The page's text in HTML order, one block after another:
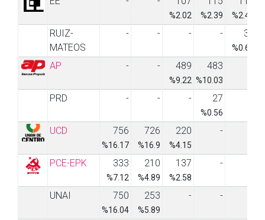
%2.02 %2.39 %2.42
RUIZ-
MATEOS
- - - - 30
%0.61
AP - - 489
%9.22
483
%10.03
PRD - - - 27
%0.56
UCD 756
%16.17
726
%16.9
220
%4.15
-
PCE-EPK 333
%7.12
210
%4.89
137
%2.58
-
UNAI 750
%16.04
253
%5.89
- -